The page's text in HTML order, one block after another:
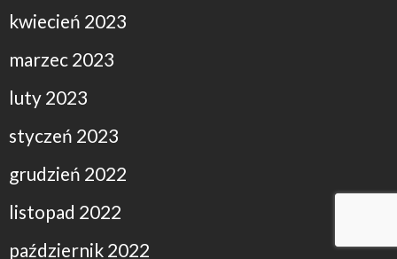
kwiecień 2023
marzec 2023
luty 2023
styczeń 2023
grudzień 2022
listopad 2022
październik 2022